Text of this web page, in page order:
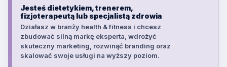
Jesteś dietetykiem, trenerem,
fizjoterapeutą lub specjalistą zdrowia
Działasz w branży health & fitness i chcesz
zbudować silną markę eksperta, wdrożyć
skuteczny marketing, rozwinąć branding oraz
skalować swoje usługi na wyższy poziom.